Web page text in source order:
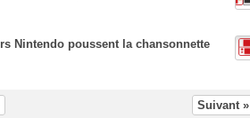
Nintendo poussent la chansonnette
Suivant »